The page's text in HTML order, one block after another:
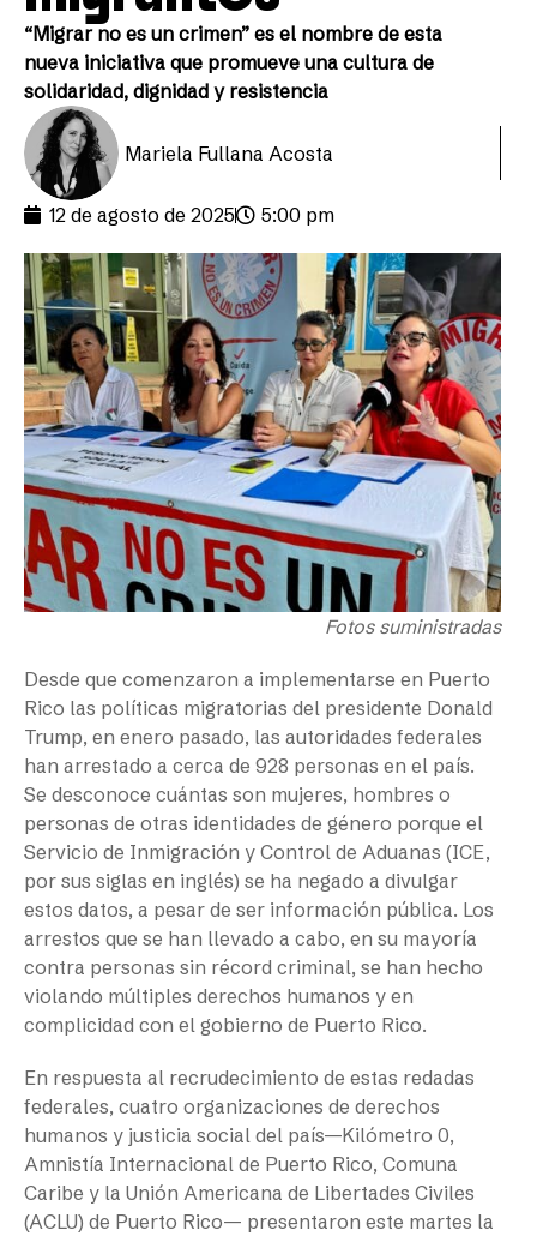
“Migrar no es un crimen” es el nombre de esta
nueva iniciativa que promueve una cultura de
solidaridad, dignidad y resistencia
Mariela Fullana Acosta
12 de agosto de 2025 5:00 pm
Fotos suministradas
Desde que comenzaron a implementarse en Puerto
Rico las políticas migratorias del presidente Donald
Trump, en enero pasado, las autoridades federales
han arrestado a cerca de 928 personas en el país.
Se desconoce cuántas son mujeres, hombres o
personas de otras identidades de género porque el
Servicio de Inmigración y Control de Aduanas (ICE,
por sus siglas en inglés) se ha negado a divulgar
estos datos, a pesar de ser información pública. Los
arrestos que se han llevado a cabo, en su mayoría
contra personas sin récord criminal, se han hecho
violando múltiples derechos humanos y en
complicidad con el gobierno de Puerto Rico.
En respuesta al recrudecimiento de estas redadas
federales, cuatro organizaciones de derechos
humanos y justicia social del país—Kilómetro 0,
Amnistía Internacional de Puerto Rico, Comuna
Caribe y la Unión Americana de Libertades Civiles
(ACLU) de Puerto Rico— presentaron este martes la